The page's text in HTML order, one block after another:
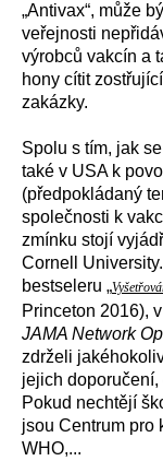
„Antivax“, může
veřejnosti
výrobců vakcín a
hony cítit
zakázky.
Spolu s tím, jak
také v USA k povol
(předpokládaný
společnosti k
zmínku stojí v
Cornell University.
bestseleru „
Princeton 2016),
JAMA Network
zdrželi jaké
jejich doporučení,
Pokud nechtějí
jsou Centrum pro
WHO,...